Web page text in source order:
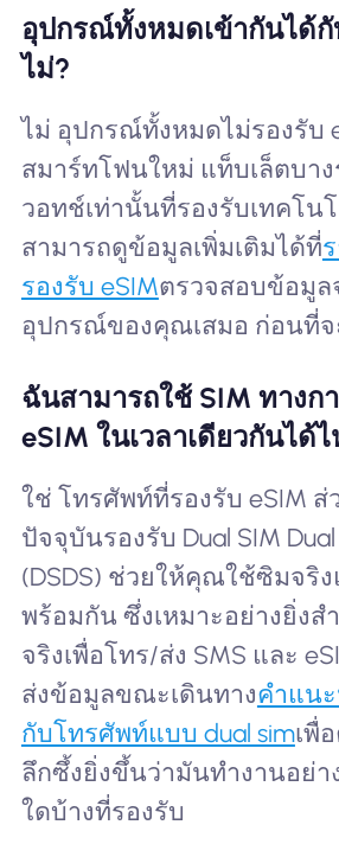
อุปกรณ์ทั้งหมดเข้ากันได้กั
ไม่?
ไม่ อุปกรณ์ทั้งหมดไม่รองรับ
สมาร์ทโฟนใหม่ แท็บเล็ตบา
วอทช์เท่านั้นที่รองรับเทคโน
สามารถดูข้อมูลเพิ่มเติมได้ที่
รองรับ eSIMตรวจสอบข้อมูล
อุปกรณ์ของคุณเสมอ ก่อนที่จ
ฉันสามารถใช้ SIM ทางก
eSIM ในเวลาเดียวกันได้
ใช่ โทรศัพท์ที่รองรับ eSIM
ปัจจุบันรองรับ Dual SIM
(DSDS) ช่วยให้คุณใช้ซิมจริง
พร้อมกัน ซึ่งเหมาะอย่างยิ่งส
จริงเพื่อโทร/ส่ง SMS และ
ส่งข้อมูลขณะเดินทางคำแนะ
กับโทรศัพท์แบบ dual simเพื่
ลึกซึ้งยิ่งขึ้นว่ามันทำงานอย่
ใดบ้างที่รองรับ